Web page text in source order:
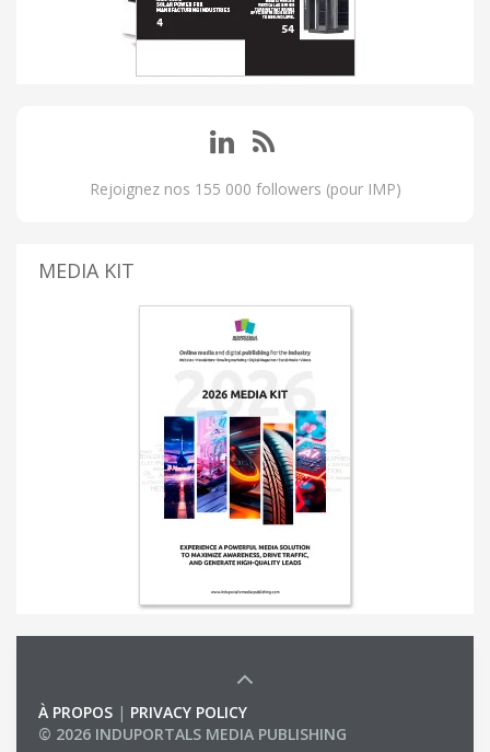
Rejoignez nos 155 000 followers (pour IMP)
MEDIA KIT
À PROPOS | PRIVACY POLICY
© 2026 INDUPORTALS MEDIA PUBLISHING